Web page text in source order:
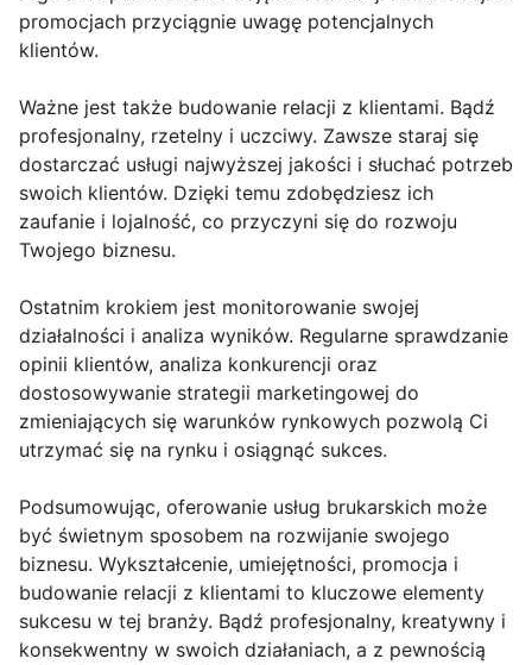
promocjach przyciągnie uwagę potencjalnych
klientów.
Ważne jest także budowanie relacji z klientami. Bądź
profesjonalny, rzetelny i uczciwy. Zawsze staraj się
dostarczać usługi najwyższej jakości i słuchać potrzeb
swoich klientów. Dzięki temu zdobędziesz ich
zaufanie i lojalność, co przyczyni się do rozwoju
Twojego biznesu.
Ostatnim krokiem jest monitorowanie swojej
działalności i analiza wyników. Regularne sprawdzanie
opinii klientów, analiza konkurencji oraz
dostosowywanie strategii marketingowej do
zmieniających się warunków rynkowych pozwolą Ci
utrzymać się na rynku i osiągnąć sukces.
Podsumowując, oferowanie usług brukarskich może
być świetnym sposobem na rozwijanie swojego
biznesu. Wykształcenie, umiejętności, promocja i
budowanie relacji z klientami to kluczowe elementy
sukcesu w tej branży. Bądź profesjonalny, kreatywny i
konsekwentny w swoich działaniach, a z pewnością